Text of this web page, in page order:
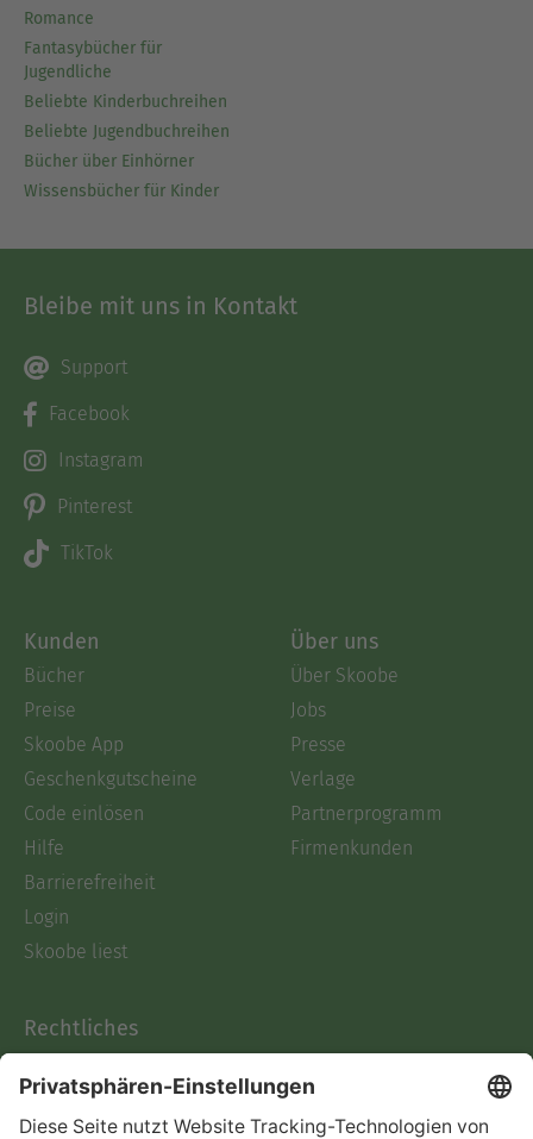
Romance
Fantasybücher für
Jugendliche
Beliebte Kinderbuchreihen
Beliebte Jugendbuchreihen
Bücher über Einhörner
Wissensbücher für Kinder
Bleibe mit uns in Kontakt
Support
Facebook
Instagram
Pinterest
TikTok
Kunden
Bücher
Preise
Skoobe App
Geschenkgutscheine
Code einlösen
Hilfe
Barrierefreiheit
Login
Skoobe liest
Über uns
Über Skoobe
Jobs
Presse
Verlage
Partnerprogramm
Firmenkunden
Rechtliches
AGB
Informationen nach Data